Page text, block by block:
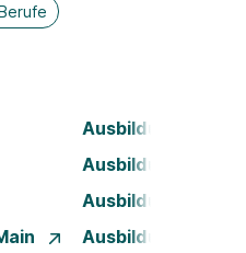
Ausbildung
Ausbildung Bonn
Ausbildung
Ausbildung